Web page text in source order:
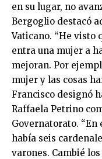
en su lugar, no
Bergoglio destacó
Vaticano. “He visto
entra una mujer a
mejoran. Por
mujer y las cosas
Francisco designó
Raffaela Petrino
Governatorato. “En
había seis
varones. Cambié